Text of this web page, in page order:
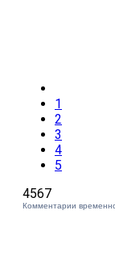
1
2
3
4
5
4567
Комментарии